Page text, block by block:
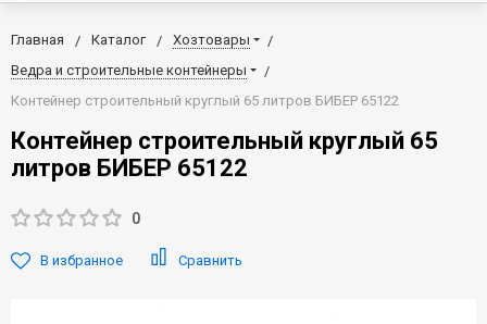
Главная Каталог
Хозтовары
Ведра и строительные контейнеры
Контейнер строительный круглый 65 литров БИБЕР 65122
Контейнер строительный круглый 65
литров БИБЕР 65122
0
В избранное Сравнить